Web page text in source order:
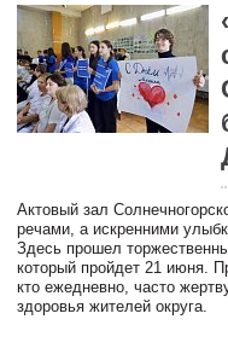
Актовый зал
речами, а искренними
Здесь прошел
который пройдет 21 июня.
кто ежедневно, часто
здоровья жителей округа.